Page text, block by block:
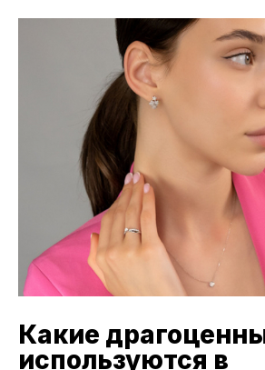
Какие
используются в